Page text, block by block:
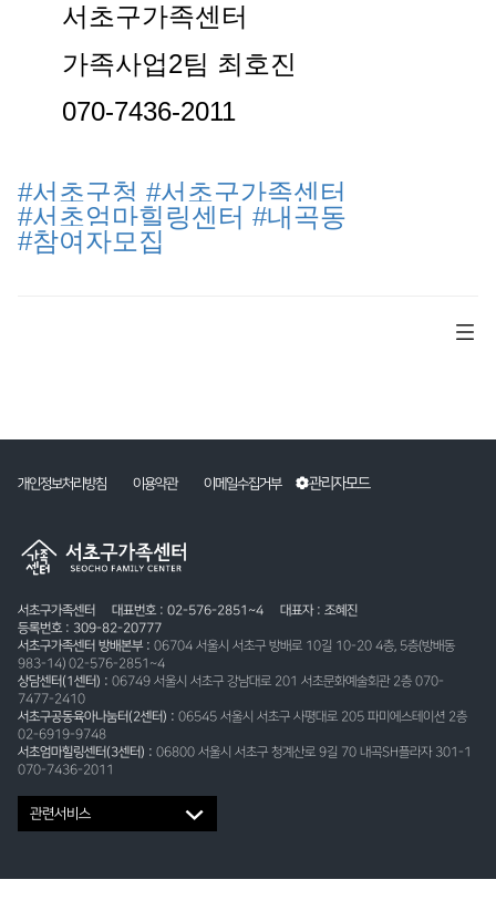
서초구가족센터
가족사업2팀 최호진
070-7436-2011
#서초구청 #서초구가족센터
#서초엄마힐링센터 #내곡동
#참여자모집
개인정보처리방침 이용약관 이메일수집거부 관리자모드
서초구가족센터 대표번호 : 02-576-2851~4
대표자 : 조혜진
등록번호 : 309-82-20777
서초구가족센터 방배본부 : 06704 서울시 서초구 방배로 10길 10-20 4층, 5층(방배동
983-14) 02-576-2851~4
상담센터(1센터) : 06749 서울시 서초구 강남대로 201 서초문화예술회관 2층 070-
7477-2410
서초구공동육아나눔터(2센터) : 06545 서울시 서초구 사평대로 205 파미에스테이션 2층
02-6919-9748
서초엄마힐링센터(3센터) : 06800 서울시 서초구 청계산로 9길 70 내곡SH플라자 301-1
070-7436-2011
관련서비스